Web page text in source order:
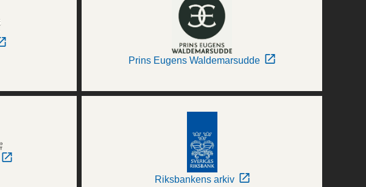
Prins Eugens Waldemarsudde
Riksbankens arkiv